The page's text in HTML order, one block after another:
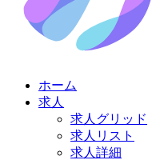
ホーム
求人
求人グリッド
求人リスト
求人詳細